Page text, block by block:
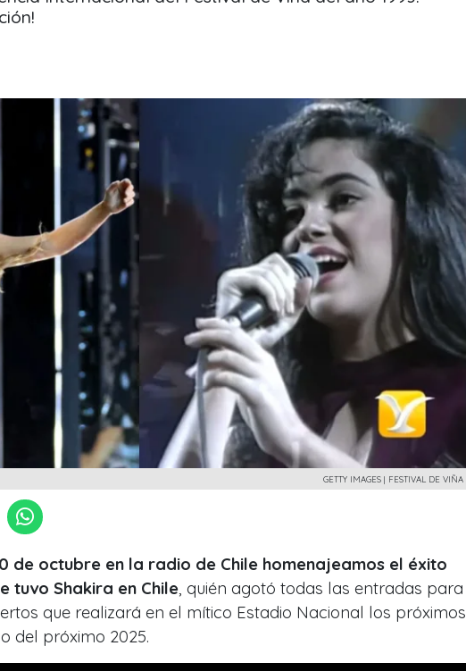
GETTY IMAGES | FESTIVAL DE VIÑA
de octubre en la radio de Chile homenajeamos el éxito
tuvo Shakira en Chile , quién agotó todas las entradas para
que realizará en el mítico Estadio Nacional los próximos
del próximo 2025.